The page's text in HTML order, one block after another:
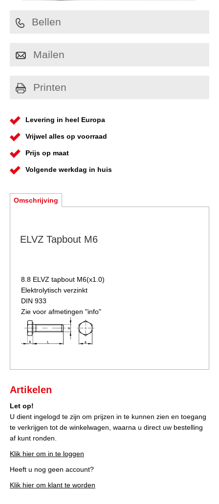
Bellen
Mailen
Printen
Levering in heel Europa
Vrijwel alles op voorraad
Prijs op maat
Volgende werkdag in huis
Omschrijving
ELVZ Tapbout M6
8.8 ELVZ tapbout M6(x1.0)
Elektrolytisch verzinkt
DIN 933
Zie voor afmetingen "info"
Artikelen
Let op!
U dient ingelogd te zijn om prijzen in te kunnen zien en toegang
te verkrijgen tot de winkelwagen, waarna u direct uw bestelling
af kunt ronden.
Klik hier om in te loggen
Heeft u nog geen account?
Klik hier om klant te worden